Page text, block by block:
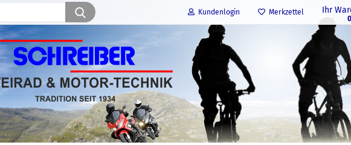
Kundenlogin
E-Mail
Passwort
Merkzettel
Suche... Ihr